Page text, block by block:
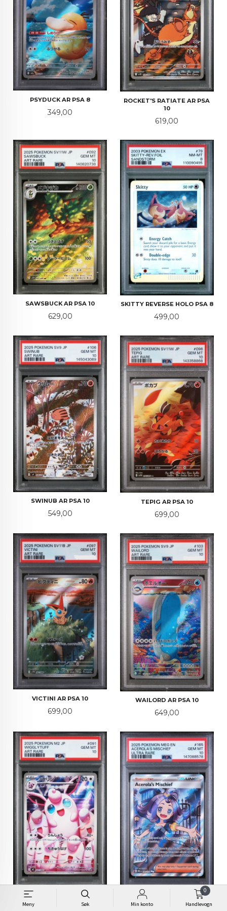
Meny Søk Min konto Handlevogn
0
PSYDUCK AR PSA 8
Pris
349,00
ROCKET'S RATIATE AR PSA
10
Pris
619,00
SAWSBUCK AR PSA 10
Pris
629,00
SKITTY REVERSE HOLO PSA 8
Pris
499,00
SWINUB AR PSA 10
Pris
549,00
TEPIG AR PSA 10
Pris
699,00
VICTINI AR PSA 10
Pris
699,00
WAILORD AR PSA 10
Pris
649,00
WIGGLYTUFF AR PSA 10
ACEROLA'S MISCHEIF UR PSA